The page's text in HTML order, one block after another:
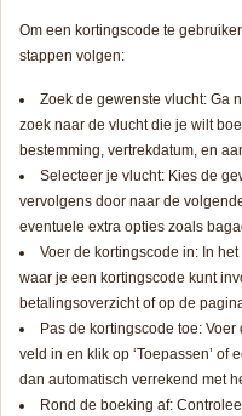
Om een kortingscode te
stappen volgen:
Zoek de gewenste vlucht: Ga
zoek naar de vlucht die je wilt
bestemming, vertrekdatum, en
Selecteer je vlucht: Kies de
vervolgens door naar de
eventuele extra opties zoals
Voer de kortingscode in: In
waar je een kortingscode kunt
betalingsoverzicht of op de
Pas de kortingscode toe:
veld in en klik op ‘Toepassen’
dan automatisch verrekend met
Rond de boeking af: